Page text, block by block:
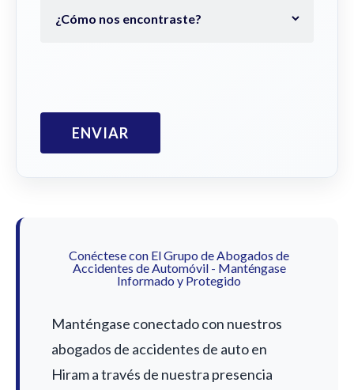
Conéctese con El Grupo de Abogados de
Accidentes de Automóvil - Manténgase
Informado y Protegido
Manténgase conectado con nuestros
abogados de accidentes de auto en
Hiram a través de nuestra presencia